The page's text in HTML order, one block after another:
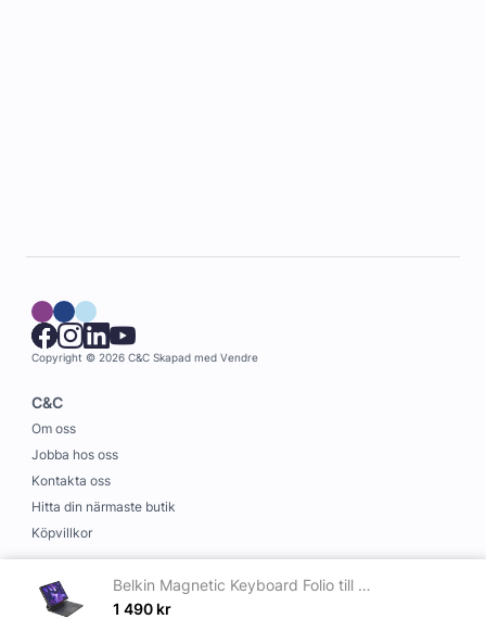
Belkin Magnetic Keyboard Folio till iPad Pro M4 11 tum
1 490 kr
Copyright © 2026 C&C Skapad med Vendre
C&C
Om oss
Jobba hos oss
Kontakta oss
Hitta din närmaste butik
Köpvillkor
Information
Leverans och betalning